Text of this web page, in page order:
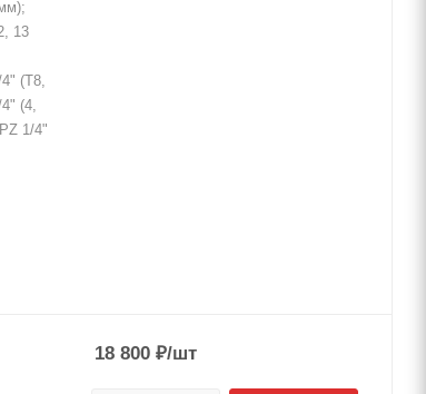
13
(T8,
(4,
1/4"
18 800 ₽/шт